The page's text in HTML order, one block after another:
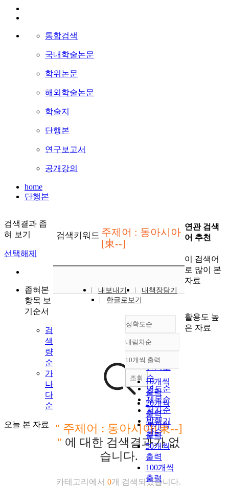
통합검색
국내학술논문
학위논문
해외학술논문
학술지
단행본
연구보고서
공개강의
home
단행본
검색결과 좁
혀 보기
선택해제
좁혀본
항목 보
기순서
검
색
량
순
가
나
다
순
오늘 본 자료
검색키워드 주제어 : 동아시아
[東--]
내보내기
내책장담기
한글로보기
정확도순
정확도
순
인기도
순
연도순
제목순
저자순
발행기
관순
내림차순
내림차순
10개씩 출력
10개씩
출력
20개씩
출력
30개씩
출력
50개씩
출력
100개씩
출력
조회
" 주제어 : 동아시아[東--]
" 에 대한 검색결과가 없
습니다.
카테고리에서0개 검색되었습니다.
연관 검색
어 추천
이 검색어
로 많이 본
자료
활용도 높
은 자료